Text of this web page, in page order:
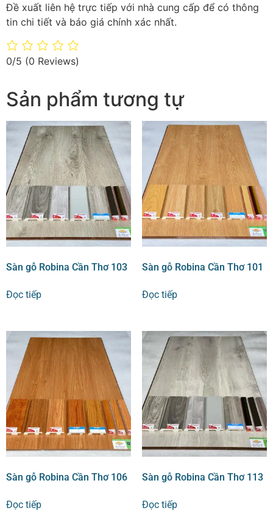
Đề xuất liên hệ trực tiếp với nhà cung cấp để có thông
tin chi tiết và báo giá chính xác nhất.
0/5 (0 Reviews)
Sản phẩm tương tự
Sàn gỗ Robina Cần Thơ 103
Đọc tiếp
Sàn gỗ Robina Cần Thơ 101
Đọc tiếp
Sàn gỗ Robina Cần Thơ 106
Đọc tiếp
Sàn gỗ Robina Cần Thơ 113
Đọc tiếp